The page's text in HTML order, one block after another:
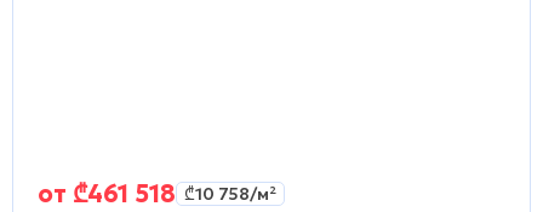
от ₾461 518 ₾10 758/м²